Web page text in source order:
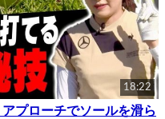
18:22
プローチでソールを滑ら